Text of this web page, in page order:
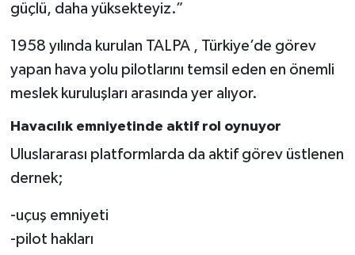
güçlü, daha yüksekteyiz.”
1958 yılında kurulan TALPA , Türkiye’de görev
yapan hava yolu pilotlarını temsil eden en önemli
meslek kuruluşları arasında yer alıyor.
Havacılık emniyetinde aktif rol oynuyor
Uluslararası platformlarda da aktif görev üstlenen
dernek;
-uçuş emniyeti
-pilot hakları